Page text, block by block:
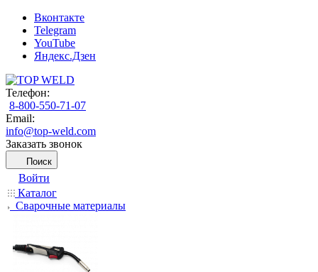
Вконтакте
Telegram
YouTube
Яндекс.Дзен
Телефон:
8-800-550-71-07
Email:
info@top-weld.com
Заказать звонок
Поиск
Войти
Каталог
Сварочные материалы